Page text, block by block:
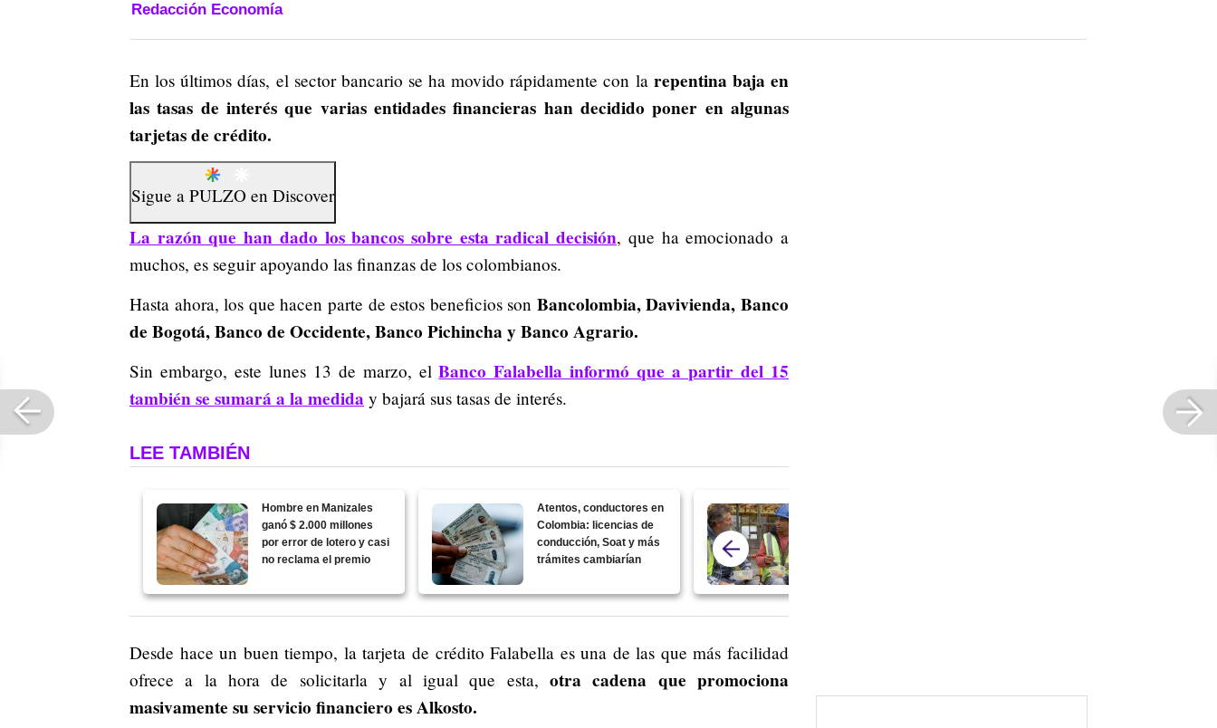
Redacción Economía
En los últimos días, el sector bancario se ha movido rápidamente con la repentina baja en
las tasas de interés que varias entidades financieras han decidido poner en algunas
tarjetas de crédito.
Sigue a PULZO en Discover
La razón que han dado los bancos sobre esta radical decisión, que ha emocionado a
muchos, es seguir apoyando las finanzas de los colombianos.
Hasta ahora, los que hacen parte de estos beneficios son Bancolombia, Davivienda, Banco
de Bogotá, Banco de Occidente, Banco Pichincha y Banco Agrario.
Sin embargo, este lunes 13 de marzo, elBanco Falabella informó que a partir del 15
también se sumará a la medida y bajará sus tasas de interés.
LEE TAMBIÉN
Hombre en Manizales
ganó $ 2.000 millones
por error de lotero y casi
no reclama el premio
Atentos, conductores en
Colombia: licencias de
conducción, Soat y más
trámites cambiarían
Desde hace un buen tiempo, la tarjeta de crédito Falabella es una de las que más facilidad
ofrece a la hora de solicitarla y al igual que esta, otra cadena que promociona
masivamente su servicio financiero es Alkosto.